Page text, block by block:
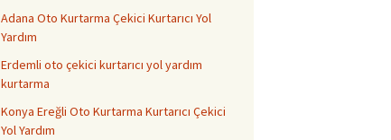
Adana Oto Kurtarma Çekici Kurtarıcı Yol
Yardım
Erdemli oto çekici kurtarıcı yol yardım
kurtarma
Konya Ereğli Oto Kurtarma Kurtarıcı Çekici
Yol Yardım